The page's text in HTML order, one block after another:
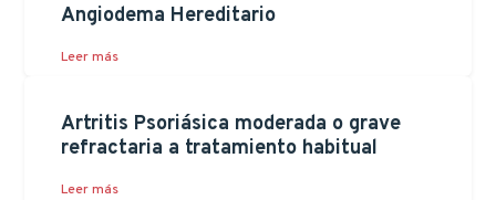
Angiodema Hereditario
Leer más
Artritis Psoriásica moderada o grave
refractaria a tratamiento habitual
Leer más